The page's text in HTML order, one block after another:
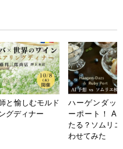
と愉しむモルド
グディナー
ハーゲンダッ
ーポート！ AI
たる？ソムリ
わせてみた